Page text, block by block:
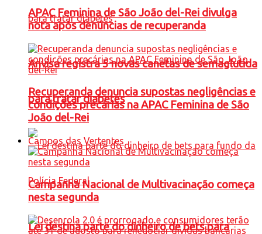
Anvisa registra 5 novas canetas de semaglutida
para tratar diabetes
Lei destina parte do dinheiro de bets para
APAC Feminina de São João del-Rei divulga
nota após denúncias de recuperanda
Recuperanda denuncia supostas negligências e
condições precárias na APAC Feminina de São
João del-Rei
Campos das Vertentes
Campanha Nacional de Multivacinação começa
nesta segunda